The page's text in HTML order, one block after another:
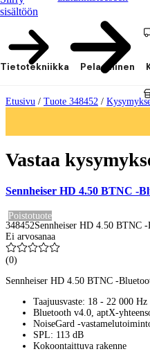
sisältöön
Tietotekniikka Pelaaminen
Etusivu / Tuote 348452 /
Vastaa
Sennheiser HD 4.50 BTNC -
Poistotuote
348452Sennheiser HD 4.50 BTNC
Ei arvosanaa
(0)
Sennheiser HD 4.50 BTNC -
Taajuusvaste: 18 - 22 000 Hz
Bluetooth v4.0, aptX-
NoiseGard -
SPL: 113 dB
Kokoontaittuva rakenne